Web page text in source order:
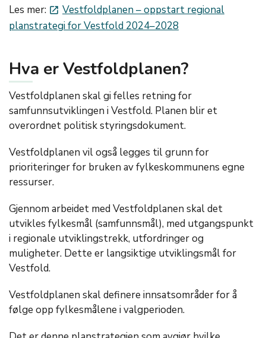
Les mer: launch Vestfoldplanen – oppstart regional
planstrategi for Vestfold 2024–2028
Hva er Vestfoldplanen?
Vestfoldplanen skal gi felles retning for
samfunnsutviklingen i Vestfold. Planen blir et
overordnet politisk styringsdokument.
Vestfoldplanen vil også legges til grunn for
prioriteringer for bruken av fylkeskommunens egne
ressurser.
Gjennom arbeidet med Vestfoldplanen skal det
utvikles fylkesmål (samfunnsmål), med utgangspunkt
i regionale utviklingstrekk, utfordringer og
muligheter. Dette er langsiktige utviklingsmål for
Vestfold.
Vestfoldplanen skal definere innsatsområder for å
følge opp fylkesmålene i valgperioden.